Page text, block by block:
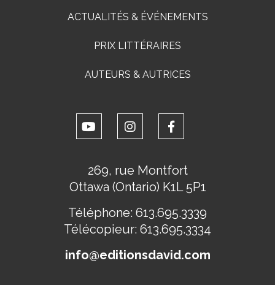
ACTUALITÉS & ÉVÉNEMENTS
PRIX LITTÉRAIRES
AUTEURS & AUTRICES
269, rue Montfort
Ottawa (Ontario) K1L 5P1
Téléphone: 613.695.3339
Télécopieur: 613.695.3334
info@editionsdavid.com